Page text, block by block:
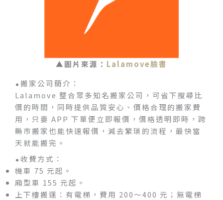
▲圖片來源： Lalamove臉書
⬥搬家公司簡介：
Lalamove 整合眾多知名搬家公司，可省下搜尋比
價的時間，同時提供品質安心、價格合理的搬家費
用，只要 APP 下單便立即報價，價格透明即時，跨
縣市搬家也能快速報價，減去繁瑣的流程，最快當
天就能搬完。
⬥收費方式：
機車 75 元起。
廂型車 155 元起。
上下樓搬運：有電梯，費用 200～400 元；無電梯